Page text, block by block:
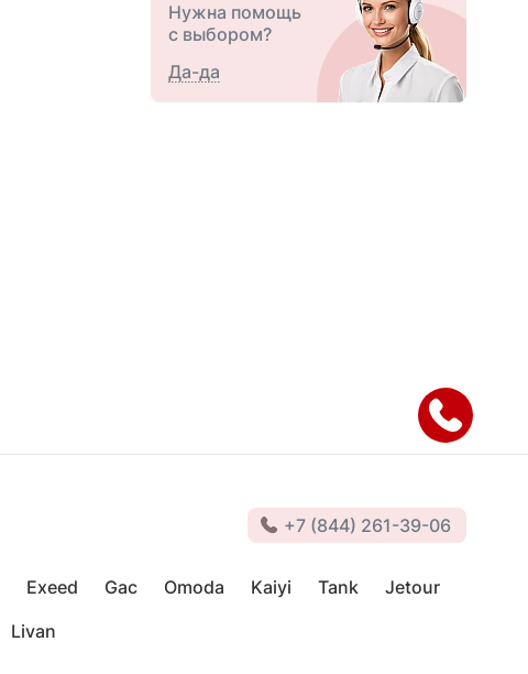
Нужна помощь
с выбором?
Да-да
+7 (844) 261-39-06
Exeed Gac Omoda Kaiyi Tank
Jetour
Livan